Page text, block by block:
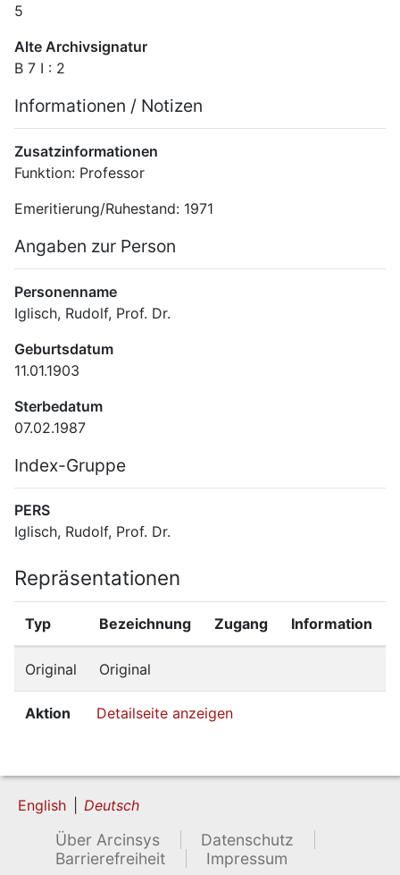
5
Alte Archivsignatur
B 7 I : 2
Informationen / Notizen
Zusatzinformationen
Funktion: Professor
Emeritierung/Ruhestand: 1971
Angaben zur Person
Personenname
Iglisch, Rudolf, Prof. Dr.
Geburtsdatum
11.01.1903
Sterbedatum
07.02.1987
Index-Gruppe
PERS
Iglisch, Rudolf, Prof. Dr.
Repräsentationen
Typ Bezeichnung Zugang Information
Original Original
Aktion Detailseite anzeigen
English Deutsch
Über Arcinsys
Datenschutz
Barrierefreiheit
Impressum